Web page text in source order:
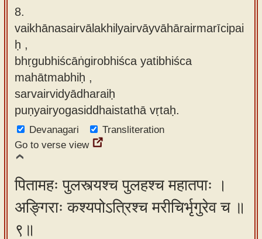
8.
vaikhānasairvālakhilyairvāyvāhārairmarīcipai
ḥ ,
bhṛgubhiścāṅgirobhiśca yatibhiśca
mahātmabhiḥ ,
sarvairvidyādharaiḥ
puṇyairyogasiddhaistathā vṛtaḥ.
Devanagari
Transliteration
Go to verse view
पितामहः पुलस्त्यश्च पुलहश्च महातपाः ।
अङ्गिराः कश्यपोऽत्रिश्च मरीचिर्भृगुरेव च ॥
९॥